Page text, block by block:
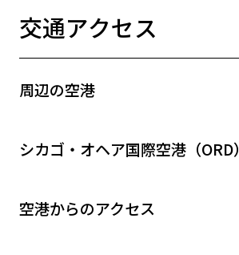
交通アクセス
周辺の空港
シカゴ・オヘア国際空港（ORD）
空港からのアクセス